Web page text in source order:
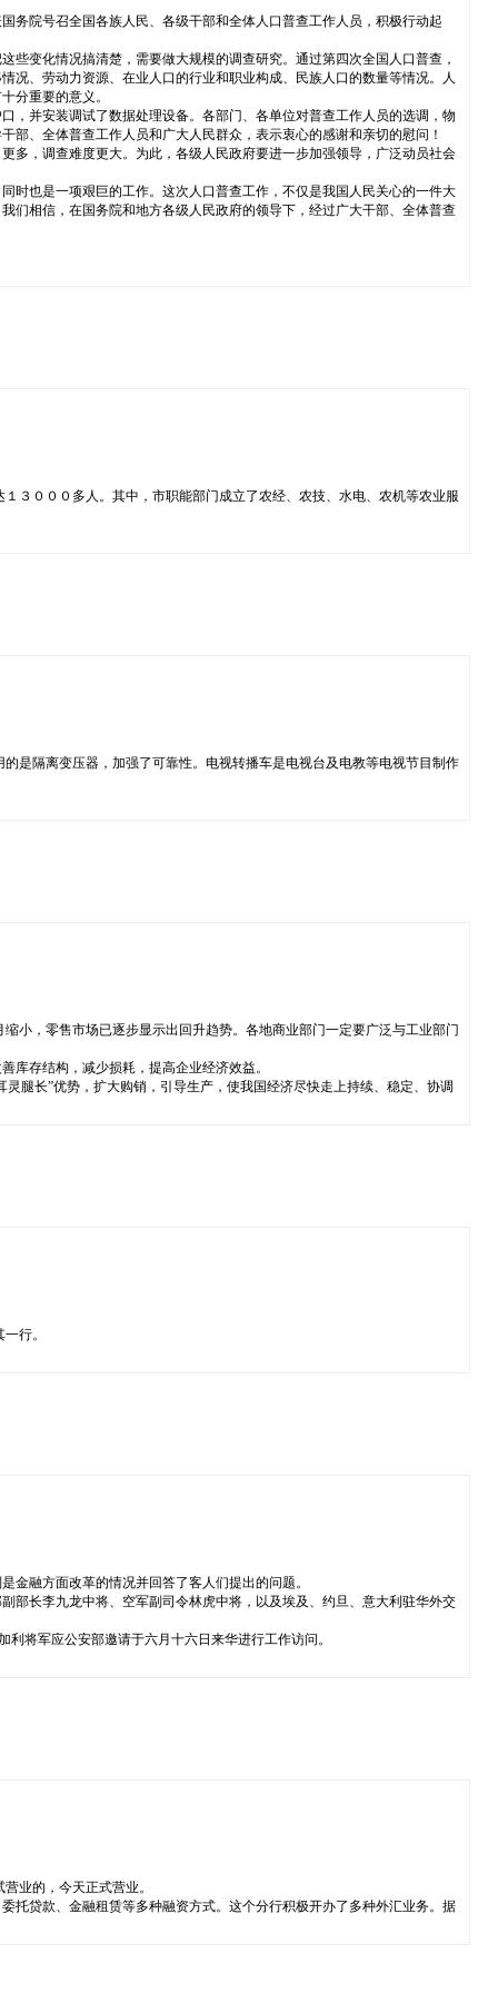
务院号召全国各族人民、各级干部和全体人口普查工作人员，积极行动起
变化情况搞清楚，需要做大规模的调查研究。通过第四次全国人口普查，
况、劳动力资源、在业人口的行业和职业构成、民族人口的数量等情况。人
分重要的意义。
，并安装调试了数据处理设备。各部门、各单位对普查工作人员的选调，物
、全体普查工作人员和广大人民群众，表示衷心的感谢和亲切的慰问！
多，调查难度更大。为此，各级人民政府要进一步加强领导，广泛动员社会
时也是一项艰巨的工作。这次人口普查工作，不仅是我国人民关心的一件大
们相信，在国务院和地方各级人民政府的领导下，经过广大干部、全体普查
３０００多人。其中，市职能部门成立了农经、农技、水电、农机等农业服
是隔离变压器，加强了可靠性。电视转播车是电视台及电教等电视节目制作
小，零售市场已逐步显示出回升趋势。各地商业部门一定要广泛与工业部门
库存结构，减少损耗，提高企业经济效益。
腿长”优势，扩大购销，引导生产，使我国经济尽快走上持续、稳定、协调
行。
融方面改革的情况并回答了客人们提出的问题。
部长李九龙中将、空军副司令林虎中将，以及埃及、约旦、意大利驻华外交
将军应公安部邀请于六月十六日来华进行工作访问。
业的，今天正式营业。
托贷款、金融租赁等多种融资方式。这个分行积极开办了多种外汇业务。据